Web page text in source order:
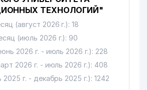
ТЕХНОЛОГИЙ"
(август 2026 г.): 18
(июль 2026 г.): 90
2026 г. - июль 2026 г.): 228
2026 г. - июль 2026 г.): 408
2025 г. - декабрь 2025 г.): 1242